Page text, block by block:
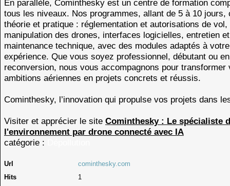
En parallèle, Cominthesky est un centre de formation
tous les niveaux. Nos programmes, allant de 5 à 10 jours,
théorie et pratique : réglementation et autorisations de vol,
manipulation des drones, interfaces logicielles, entretien et
maintenance technique, avec des modules adaptés à votre
expérience. Que vous soyez professionnel, débutant ou en
reconversion, nous vous accompagnons pour transformer
ambitions aériennes en projets concrets et réussis.
Cominthesky, l’innovation qui propulse vos projets dans
Visiter et apprécier le site Cominthesky : Le spécialiste
l'environnement par drone connecté avec IA
catégorie :
Url
cominthesky.com
Hits
1